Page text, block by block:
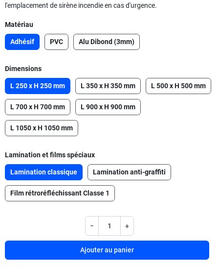
l'emplacement de sirène incendie en cas d'urgence.
Matériau
Adhésif PVC Alu Dibond (3mm)
Dimensions
L 250 x H 250 mm L 350 x H 350 mm L 500 x H 500 mm
L 700 x H 700 mm L 900 x H 900 mm
L 1050 x H 1050 mm
Lamination et films spéciaux
Lamination classique Lamination anti-graffiti
Film rétroréfléchissant Classe 1
− +
Ajouter au panier